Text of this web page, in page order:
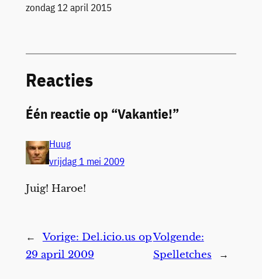
Datum
zondag 12 april 2015
Reacties
Één reactie op “Vakantie!”
Huug
vrijdag 1 mei 2009
Juig! Haroe!
← Vorige: Del.icio.us op
29 april 2009
Volgende:
Spelletches
→